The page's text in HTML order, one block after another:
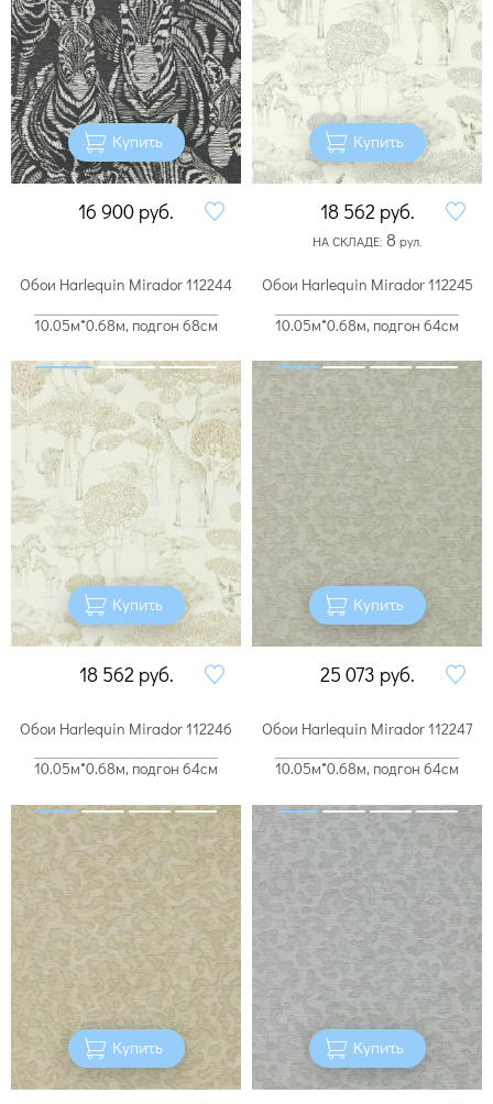
Купить
16 900 руб.
Купить
18 562 руб.
НА СКЛАДЕ: 8 рул.
Обои Harlequin Mirador 112244
10.05м*0.68м, подгон 68см
Купить
18 562 руб.
Обои Harlequin Mirador 112245
10.05м*0.68м, подгон 64см
Купить
25 073 руб.
Обои Harlequin Mirador 112246
10.05м*0.68м, подгон 64см
Купить
Обои Harlequin Mirador 112247
10.05м*0.68м, подгон 64см
Купить